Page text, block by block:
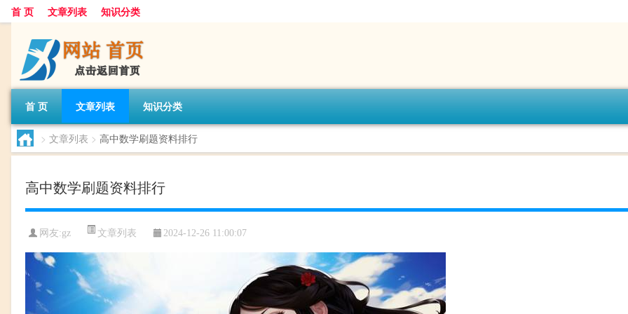
首 页 文章列表 知识分类
首 页 文章列表 知识分类
> 文章列表 > 高中数学刷题资料排行
高中数学刷题资料排行
网友:gz 文章列表 2024-12-26 11:00:07